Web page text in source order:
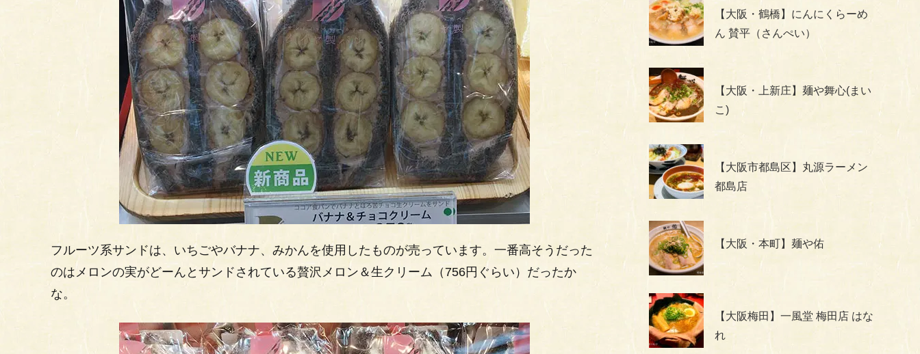
フルーツ系サンドは、いちごやバナナ、みかんを使用したものが売っています。一番高そうだった
のはメロンの実がどーんとサンドされている贅沢メロン＆生クリーム（756円ぐらい）だったか
な。
【大阪・鶴橋】にんにくらーめ
ん 賛平（さんぺい）
【大阪・上新庄】麺や舞心(まい
こ)
【大阪市都島区】丸源ラーメン
都島店
【大阪・本町】麺や佑
【大阪梅田】一風堂 梅田店 はな
れ